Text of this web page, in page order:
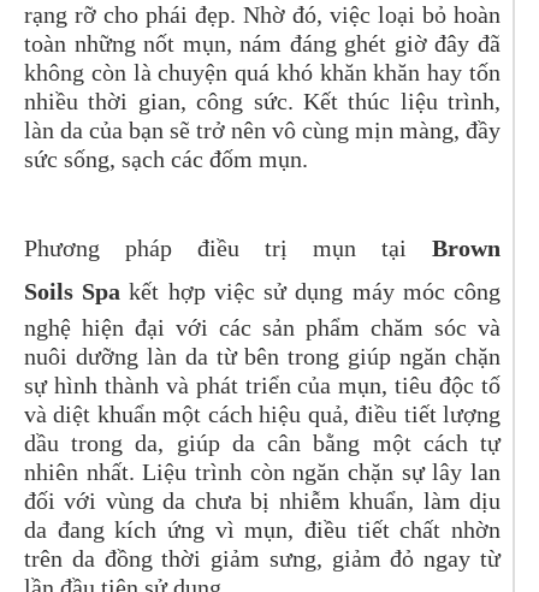
rạng rỡ cho phái đẹp. Nhờ đó, việc loại bỏ hoàn
toàn những nốt mụn, nám đáng ghét giờ đây đã
không còn là chuyện quá khó khăn khăn hay tốn
nhiều thời gian, công sức. Kết thúc liệu trình,
làn da của bạn sẽ trở nên vô cùng mịn màng, đầy
sức sống, sạch các đốm mụn.
Phương pháp điều trị mụn tại Brown
Soils Spa kết hợp việc sử dụng máy móc công
nghệ hiện đại với các sản phẩm chăm sóc và
nuôi dưỡng làn da từ bên trong giúp ngăn chặn
sự hình thành và phát triển của mụn, tiêu độc tố
và diệt khuẩn một cách hiệu quả, điều tiết lượng
dầu trong da, giúp da cân bằng một cách tự
nhiên nhất. Liệu trình còn ngăn chặn sự lây lan
đối với vùng da chưa bị nhiễm khuẩn, làm dịu
da đang kích ứng vì mụn, điều tiết chất nhờn
trên da đồng thời giảm sưng, giảm đỏ ngay từ